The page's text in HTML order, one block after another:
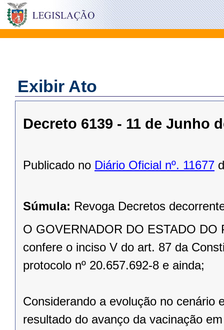
Exibir Ato
Decreto 6139 - 11 de Junho
Publicado no Diário Oficial nº. 11677
Súmula: Revoga Decretos
O GOVERNADOR DO ESTADO DO
confere o inciso V do art. 87 da
protocolo nº 20.657.692-8 e ainda;
Considerando a evolução no cenário
resultado do avanço da vacinação